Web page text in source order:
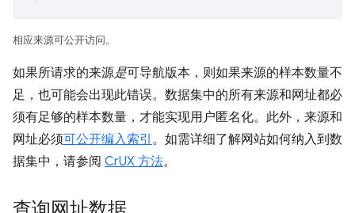
相应来源可公开访问。
如果所请求的来源是可导航版本，则如果来源的样本数量不
足，也可能会出现此错误。数据集中的所有来源和网址都必
须有足够的样本数量，才能实现用户匿名化。此外，来源和
网址必须可公开编入索引 。如需详细了解网站如何纳入到数
据集中，请参阅 CrUX 方法。